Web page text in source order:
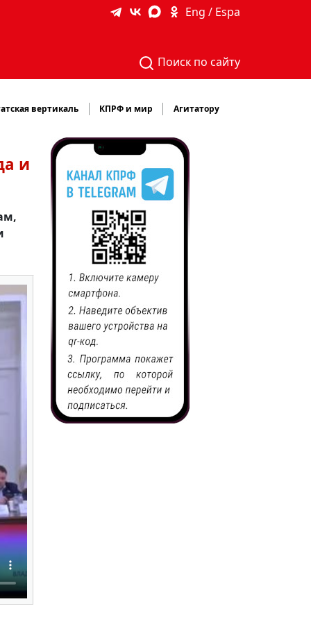
Eng / Espa
Поиск по сайту
вертикаль КПРФ и мир Агитатору
и